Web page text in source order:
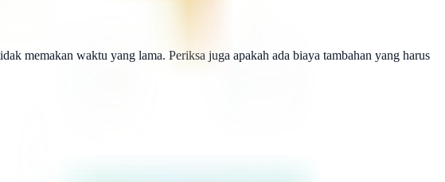
memakan waktu yang lama. Periksa juga apakah ada biaya tambahan yang harus